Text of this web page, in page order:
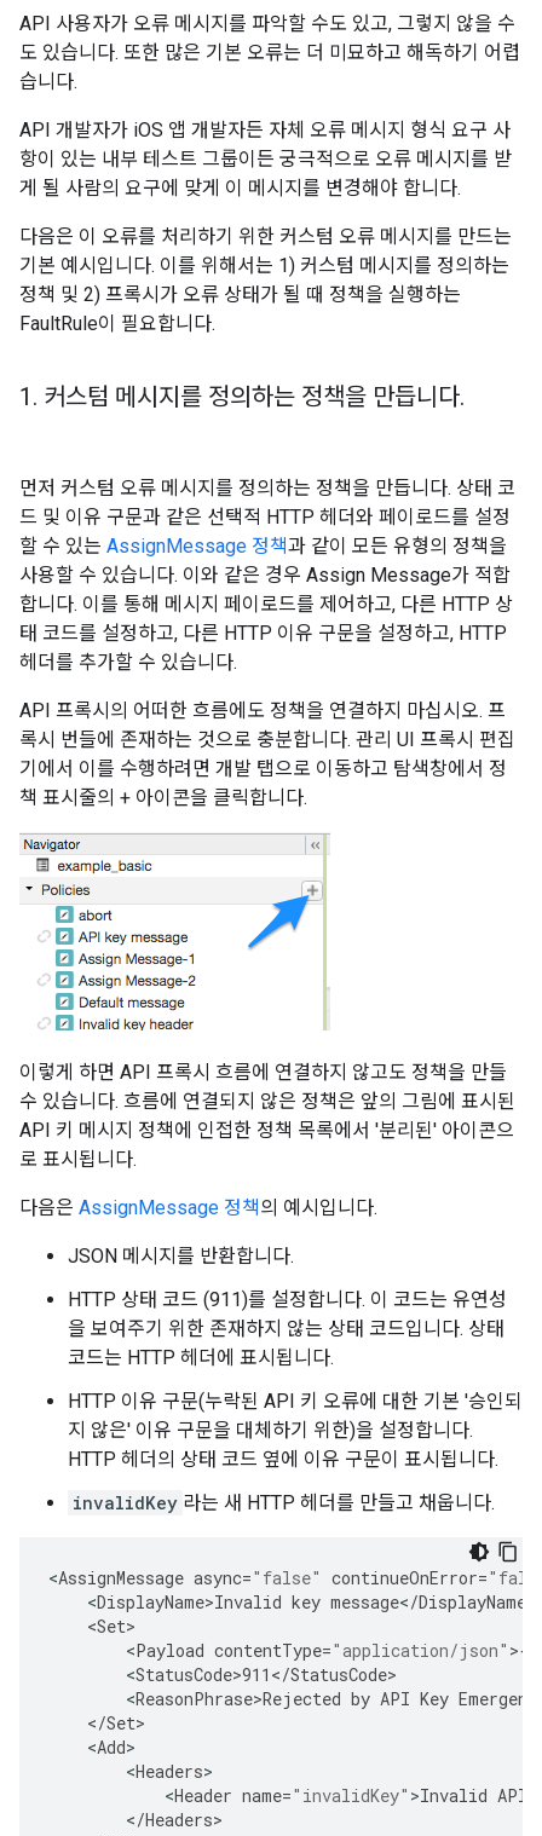
API 사용자가 오류 메시지를 파악할 수도 있고, 그렇지 않을 수
도 있습니다. 또한 많은 기본 오류는 더 미묘하고 해독하기 어렵
습니다.
API 개발자가 iOS 앱 개발자든 자체 오류 메시지 형식 요구 사
항이 있는 내부 테스트 그룹이든 궁극적으로 오류 메시지를 받
게 될 사람의 요구에 맞게 이 메시지를 변경해야 합니다.
다음은 이 오류를 처리하기 위한 커스텀 오류 메시지를 만드는
기본 예시입니다. 이를 위해서는 1) 커스텀 메시지를 정의하는
정책 및 2) 프록시가 오류 상태가 될 때 정책을 실행하는
FaultRule이 필요합니다.
1 . 커스텀 메시지를 정의하는 정책을 만듭니다.
먼저 커스텀 오류 메시지를 정의하는 정책을 만듭니다. 상태 코
드 및 이유 구문과 같은 선택적 HTTP 헤더와 페이로드를 설정
할 수 있는 AssignMessage 정책과 같이 모든 유형의 정책을
사용할 수 있습니다. 이와 같은 경우 Assign Message가 적합
합니다. 이를 통해 메시지 페이로드를 제어하고, 다른 HTTP 상
태 코드를 설정하고, 다른 HTTP 이유 구문을 설정하고, HTTP
헤더를 추가할 수 있습니다.
API 프록시의 어떠한 흐름에도 정책을 연결하지 마십시오. 프
록시 번들에 존재하는 것으로 충분합니다. 관리 UI 프록시 편집
기에서 이를 수행하려면 개발 탭으로 이동하고 탐색창에서 정
책 표시줄의 + 아이콘을 클릭합니다.
이렇게 하면 API 프록시 흐름에 연결하지 않고도 정책을 만들
수 있습니다. 흐름에 연결되지 않은 정책은 앞의 그림에 표시된
API 키 메시지 정책에 인접한 정책 목록에서 '분리된' 아이콘으
로 표시됩니다.
다음은 AssignMessage 정책 의 예시입니다.
JSON 메시지를 반환합니다.
HTTP 상태 코드 (911)를 설정합니다. 이 코드는 유연성
을 보여주기 위한 존재하지 않는 상태 코드입니다. 상태
코드는 HTTP 헤더에 표시됩니다.
HTTP 이유 구문(누락된 API 키 오류에 대한 기본 '승인되
지 않은' 이유 구문을 대체하기 위한)을 설정합니다.
HTTP 헤더의 상태 코드 옆에 이유 구문이 표시됩니다.
invalidKey 라는 새 HTTP 헤더를 만들고 채웁니다.
<AssignMessage async="false" continueOnError=
<DisplayName>Invalid key message</DisplayName
<Set
<Payload contentType="application/json" >{
<StatusCode>911 </StatusCode
<ReasonPhrase>Rejected by API Key
</Set
<Add
<Headers
<Header name="invalidKey" >Invalid API
</Headers